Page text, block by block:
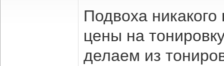
Подвоха
цены на
делаем из